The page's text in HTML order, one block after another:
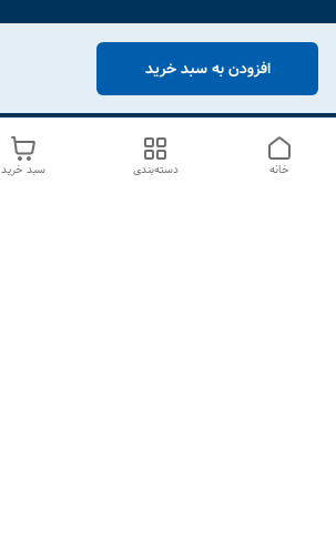
افزودن به سبد خرید
سبد خرید دسته‌بندی خانه